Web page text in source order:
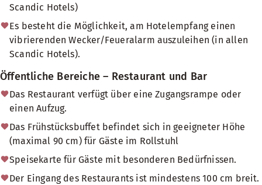
Scandic Hotels)
Es besteht die Möglichkeit, am Hotelempfang einen
vibrierenden Wecker/Feueralarm auszuleihen (in allen
Scandic Hotels).
Öffentliche Bereiche – Restaurant und Bar
Das Restaurant verfügt über eine Zugangsrampe oder
einen Aufzug.
Das Frühstücksbuffet befindet sich in geeigneter Höhe
(maximal 90 cm) für Gäste im Rollstuhl
Speisekarte für Gäste mit besonderen Bedürfnissen.
Der Eingang des Restaurants ist mindestens 100 cm breit.